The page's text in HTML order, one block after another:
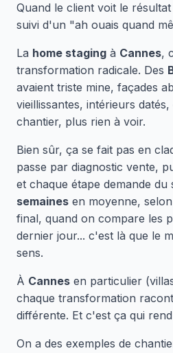
Quand le client voit le
suivi d'un "ah ouais quand
La home staging à Cannes,
transformation radicale. Des
avaient triste mine, façades
vieillissantes, intérieurs
chantier, plus rien à voir.
Bien sûr, ça se fait pas en
passe par diagnostic vente,
et chaque étape demande du
semaines en moyenne,
final, quand on compare les
dernier jour... c'est là que le
sens.
À Cannes en particulier
chaque transformation
différente. Et c'est ça qui
On a des exemples de